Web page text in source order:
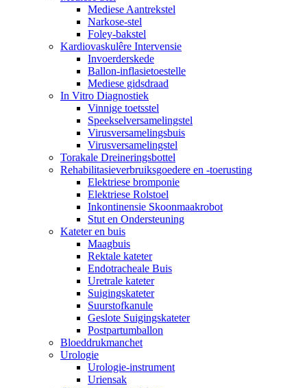
Mediese Aantrekstel
Narkose-stel
Foley-bakstel
Kardiovaskulêre Intervensie
Invoerderskede
Ballon-inflasietoestelle
Mediese gidsdraad
In Vitro Diagnostiek
Vinnige toetsstel
Speekselversamelingstel
Virusversamelingsbuis
Virusversamelingstel
Torakale Dreineringsbottel
Rehabilitasieverbruiksgoedere en -toerusting
Elektriese bromponie
Elektriese Rolstoel
Inkontinensie Skoonmaakrobot
Stut en Ondersteuning
Kateter en buis
Maagbuis
Rektale kateter
Endotracheale Buis
Uretrale kateter
Suigingskateter
Suurstofkanule
Geslote Suigingskateter
Postpartumballon
Bloeddrukmanchet
Urologie
Urologie-instrument
Uriensak